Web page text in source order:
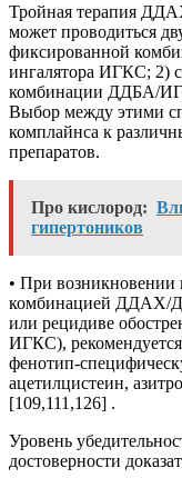
Тройная терапия
может проводиться
фиксированной
ингалятора ИГКС; 2)
комбинации ДДБА/
Выбор между этими
комплайнса к
препаратов.
Про кислород:
гипертоников
• При возникновении
комбинацией ДДАХ/
или рецидиве
ИГКС),
фенотип-
ацетилцистеин,
[109,111,126] .
Уровень
достоверности